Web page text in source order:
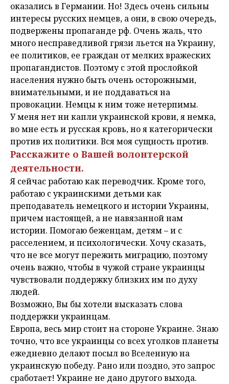
оказались в Германии. Но! Здесь очень сильны
интересы русских немцев, а они, в свою очередь,
подвержены пропаганде рф. Очень жаль, что
много несправедливой грязи льется на Украину,
ее политиков, ее граждан от мелких вражеских
пропагандистов. Поэтому с этой прослойкой
населения нужно быть очень осторожными,
внимательными, и не поддаваться на
провокации. Немцы к ним тоже нетерпимы.
У меня нет ни капли украинской крови, я немка,
во мне есть и русская кровь, но я категорически
против их политики. Вся моя сущность против.
Расскажите о Вашей волонтерской
деятельности.
Я сейчас работаю как переводчик. Кроме того,
работаю с украинскими детьми как
преподаватель немецкого и истории Украины,
причем настоящей, а не навязанной нам
истории. Помогаю беженцам, детям – и с
расселением, и психологически. Хочу сказать,
что не все могут пережить миграцию, поэтому
очень важно, чтобы в чужой стране украинцы
чувствовали поддержку близких им по духу
людей.
Возможно, Вы бы хотели высказать слова
поддержки украинцам.
Европа, весь мир стоит на стороне Украине. Знаю
точно, что все украинцы со всех уголков планеты
ежедневно делают посыл во Вселенную на
украинскую победу. Рано или поздно, это запрос
сработает! Украине не дано другого выхода.